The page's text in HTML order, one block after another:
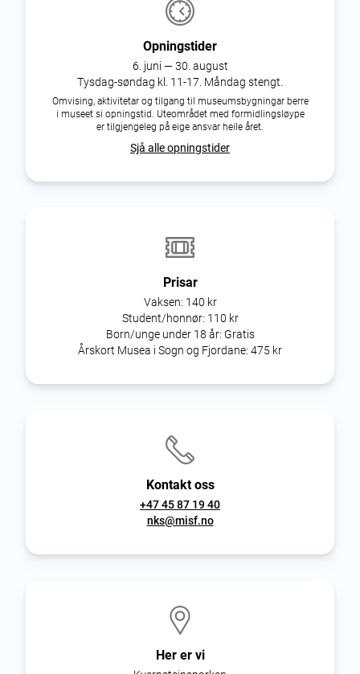
Opningstider
6. juni — 30. august
Tysdag-søndag kl. 11-17. Måndag stengt.
Omvising, aktivitetar og tilgang til museumsbygningar berre
i museet si opningstid. Uteområdet med formidlingsløype
er tilgjengeleg på eige ansvar heile året.
Sjå alle opningstider
Prisar
Vaksen: 140 kr
Student/honnør: 110 kr
Born/unge under 18 år: Gratis
Årskort Musea i Sogn og Fjordane: 475 kr
Kontakt oss
+47 45 87 19 40
nks@misf.no
Her er vi